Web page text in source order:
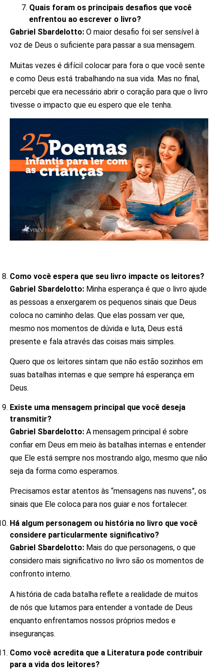
Quais foram os principais desafios que você
enfrentou ao escrever o livro?
Gabriel Sbardelotto: O maior desafio foi ser sensível à
voz de Deus o suficiente para passar a sua mensagem.
Muitas vezes é difícil colocar para fora o que você sente
e como Deus está trabalhando na sua vida. Mas no final,
percebi que era necessário abrir o coração para que o livro
tivesse o impacto que eu espero que ele tenha.
Como você espera que seu livro impacte os leitores?
Gabriel Sbardelotto: Minha esperança é que o livro ajude
as pessoas a enxergarem os pequenos sinais que Deus
coloca no caminho delas. Que elas possam ver que,
mesmo nos momentos de dúvida e luta, Deus está
presente e fala através das coisas mais simples.
Quero que os leitores sintam que não estão sozinhos em
suas batalhas internas e que sempre há esperança em
Deus.
Existe uma mensagem principal que você deseja
transmitir?
Gabriel Sbardelotto: A mensagem principal é sobre
confiar em Deus em meio às batalhas internas e entender
que Ele está sempre nos mostrando algo, mesmo que não
seja da forma como esperamos.
Precisamos estar atentos às “mensagens nas nuvens”, os
sinais que Ele coloca para nos guiar e nos fortalecer.
Há algum personagem ou história no livro que você
considere particularmente significativo?
Gabriel Sbardelotto: Mais do que personagens, o que
considero mais significativo no livro são os momentos de
confronto interno.
A história de cada batalha reflete a realidade de muitos
de nós que lutamos para entender a vontade de Deus
enquanto enfrentamos nossos próprios medos e
inseguranças.
Como você acredita que a Literatura pode contribuir
para a vida dos leitores?